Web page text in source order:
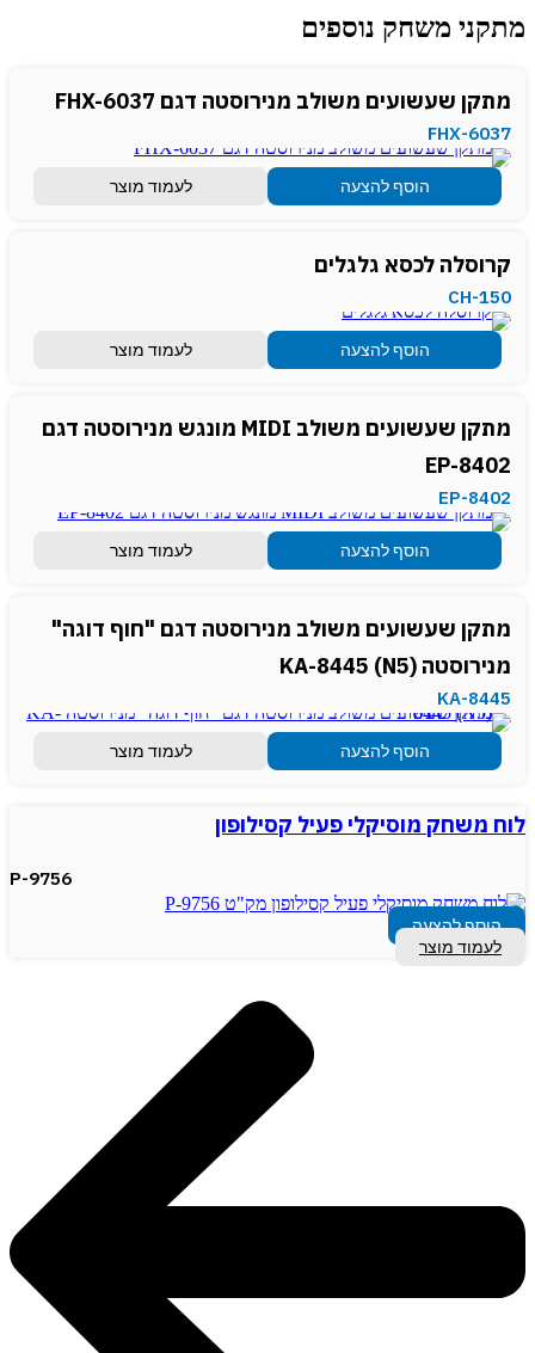
מתקני משחק נוספים
מתקן שעשועים משולב מנירוסטה דגם FHX-6037
FHX-6037
הוסף להצעה לעמוד מוצר
קרוסלה לכסא גלגלים
CH-150
הוסף להצעה לעמוד מוצר
מתקן שעשועים משולב MIDI מונגש מנירוסטה דגם
EP-8402
EP-8402
הוסף להצעה לעמוד מוצר
מתקן שעשועים משולב מנירוסטה דגם "חוף דוגה"
מנירוסטה KA-8445 (N5)
KA-8445
הוסף להצעה לעמוד מוצר
לוח משחק מוסיקלי פעיל קסילופון
P-9756
הוסף להצעה
לעמוד מוצר